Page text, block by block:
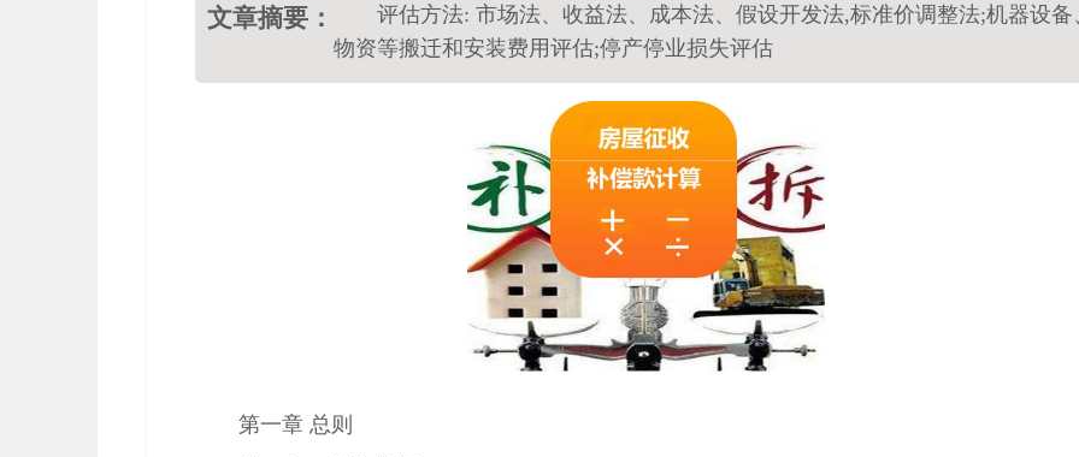
文章摘要：
评估方法: 市场法、收益法、成本法、假设开发法,标准价调整法;机器设备
物资等搬迁和安装费用评估;停产停业损失评估
第一章 总则